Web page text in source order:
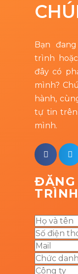
Bạn
trình
đây có
mình?
hành,
tự tin
mình.
ĐĂNG
TRÌNH